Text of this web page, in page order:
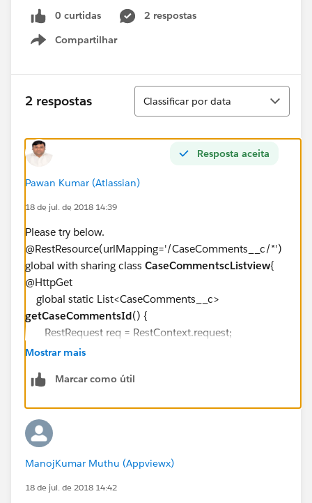
can someone help me on this.
thanks in advance.
0 curtidas
2 respostas
Compartilhar
Show menu
2 respostas
Classificar
Classificar por data
Resposta aceita
Pawan Kumar (Atlassian)
18 de jul. de 2018 14:39
Please try below.
@RestResource(urlMapping='/CaseComments__c/*')
global with sharing class CaseCommentscListview{
@HttpGet
global static List<CaseComments__c>
getCaseCommentsId() {
RestRequest req = RestContext.request;
RestResponse res = RestContext.response;
req.requestURI.substring(req.requestURI.lastIndexOf('
List<CaseComments__c> result = [Select id
from CaseComments__c where Case__c=:id];
return result;
}
}
Mostrar mais
Marcar como útil
ManojKumar Muthu (Appviewx)
18 de jul. de 2018 14:42